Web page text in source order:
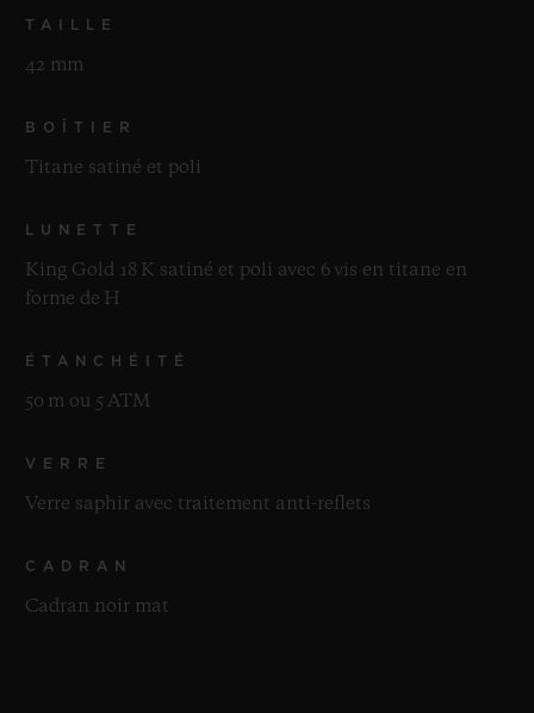
TAILLE
42 mm
BOÎTIER
Titane satiné et poli
LUNETTE
King Gold 18 K satiné et poli avec 6 vis en titane en
forme de H
ÉTANCHÉITÉ
50 m ou 5 ATM
VERRE
Verre saphir avec traitement anti-reflets
CADRAN
Cadran noir mat